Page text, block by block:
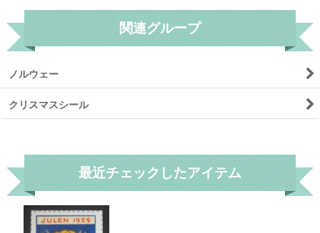
関連グループ
ノルウェー
クリスマスシール
最近チェックしたアイテム